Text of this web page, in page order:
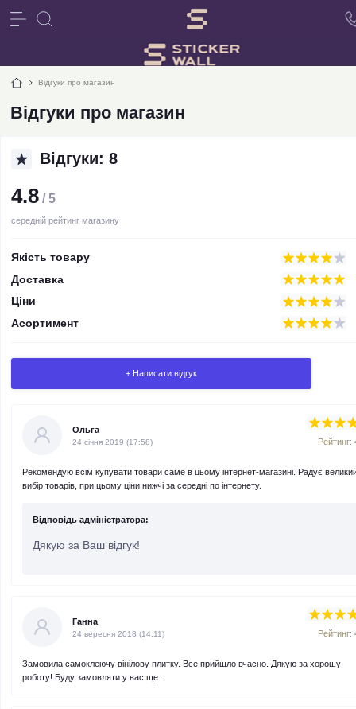
Відгуки про магазин
Відгуки про магазин
Відгуки: 8
4.8 / 5
середній рейтинг магазину
Якість товару
Доставка
Ціни
Асортимент
+ Написати відгук
Ольга
24 cічня 2019 (17:58) Рейтинг:
Рекомендую всім купувати товари саме в цьому інтернет-магазині. Радує
вибір товарів, при цьому ціни нижчі за середні по інтернету.
Відповідь адміністратора:
Дякую за Ваш відгук!
Ганна
24 вересня 2018 (14:11) Рейтинг:
Замовила самоклеючу вінілову плитку. Все прийшло вчасно. Дякую за хорошу
роботу! Буду замовляти у вас ще.
Якість товару
Доставка
Ціни
Ваше ім’я
Ваш відгук